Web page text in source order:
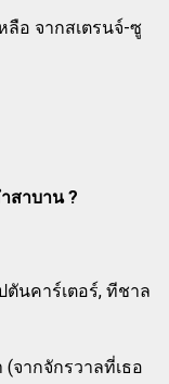
ลือ จากสเตรนจ์-ซู
สาบาน ?
ตันคาร์เตอร์, ทีชาล
จากจักรวาลที่เธอ